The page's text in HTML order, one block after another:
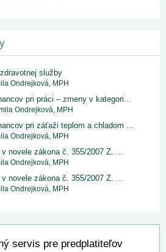
služby
Ondrejková, MPH
pri práci – zmeny v kategori...
Ondrejková, MPH
pri záťaži teplom a chladom ...
Ondrejková, MPH
novele zákona č. 355/2007 Z. ...
Ondrejková, MPH
novele zákona č. 355/2007 Z. ...
Ondrejková, MPH
servis pre predplatiteľov